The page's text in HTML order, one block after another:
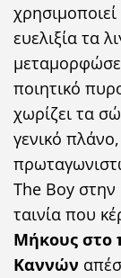
ευελιξία τα
ποιητικό
χωρίζει τα
γενικό
The Boy
ταινία που
Μήκους στο
Καννών